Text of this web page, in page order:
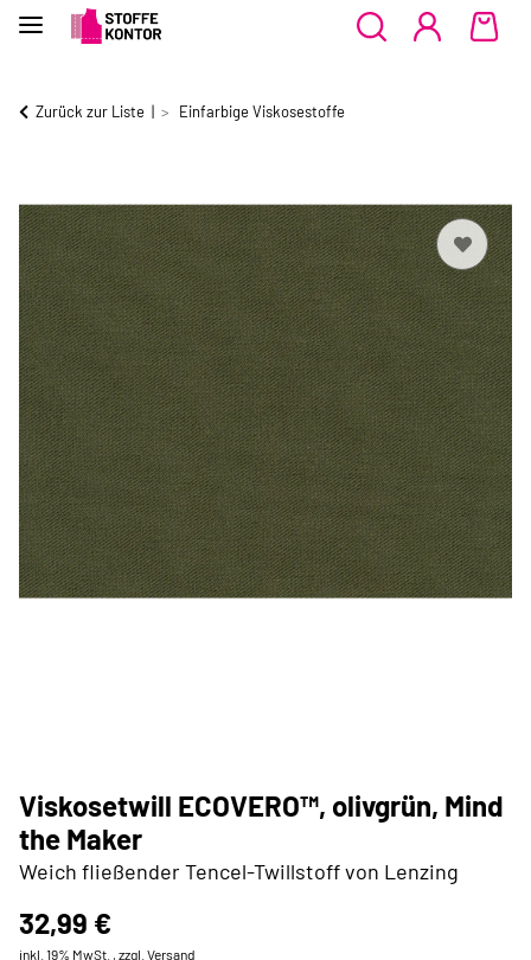
Zurück zur Liste Einfarbige Viskosestoffe
Viskosetwill ECOVERO™, olivgrün, Mind
the Maker
Weich fließender Tencel-Twillstoff von Lenzing
32,99 €
inkl. 19% MwSt. , zzgl. Versand